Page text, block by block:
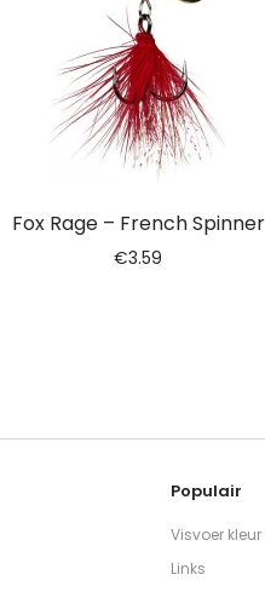
Fox Rage – French Spinner
€3.59
Populair
Visvoer
Links